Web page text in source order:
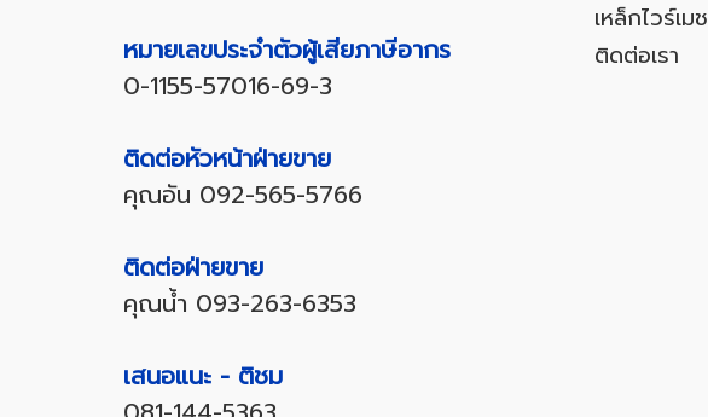
หมายเลขประจำตัวผู้เสียภาษีอากร
0-1155-57016-69-3
ติดต่อหัวหน้าฝ่ายขาย
คุณอัน 092-565-5766
ติดต่อฝ่ายขาย
คุณน้ำ 093-263-6353
เสนอแนะ - ติชม
เหล็กไวร์เมช
ติดต่อเรา